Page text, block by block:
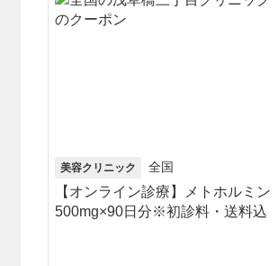
美容クリニック 全国
【オンライン診療】メトホルミン
500mg×90日分※初診料・送料込